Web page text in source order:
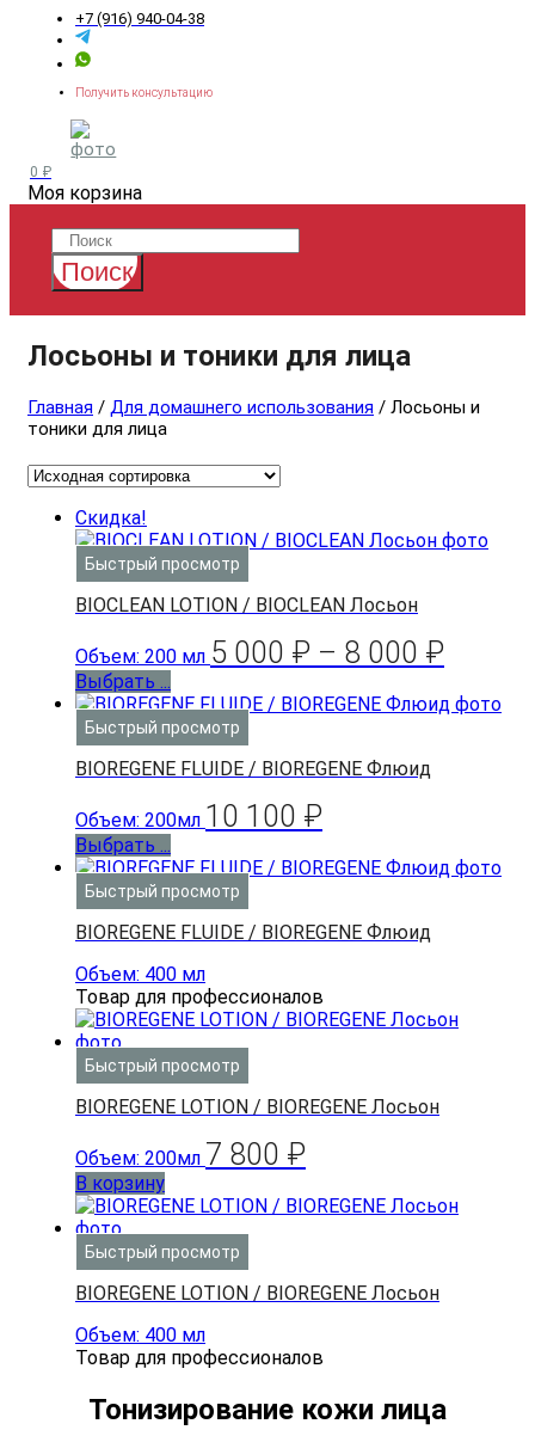
+7 (916) 940-04-38
Получить консультацию
0 ₽
Моя корзина
Поиск
Лосьоны и тоники для лица
Главная / Для домашнего использования / Лосьоны и
тоники для лица
Скидка!
Быстрый просмотр
BIOCLEAN LOTION / BIOCLEAN Лосьон
Объем: 200 мл 5 000 ₽ – 8 000 ₽
Выбрать ...
Быстрый просмотр
BIOREGENE FLUIDE / BIOREGENE Флюид
Объем: 200мл 10 100 ₽
Выбрать ...
Быстрый просмотр
BIOREGENE FLUIDE / BIOREGENE Флюид
Объем: 400 мл
Товар для профессионалов
Быстрый просмотр
BIOREGENE LOTION / BIOREGENE Лосьон
Объем: 200мл 7 800 ₽
В корзину
Быстрый просмотр
BIOREGENE LOTION / BIOREGENE Лосьон
Объем: 400 мл
Товар для профессионалов
Тонизирование кожи лица